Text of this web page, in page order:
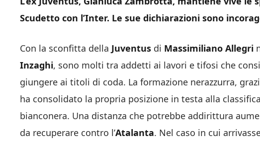
Scudetto con l’Inter. Le sue dichiarazioni sono
Con la sconfitta della Juventus di Massimiliano Allegri
Inzaghi, sono molti tra addetti ai lavori e tifosi che
giungere ai titoli di coda. La formazione nerazzurra,
ha consolidato la propria posizione in testa alla
bianconera. Una distanza che potrebbe addirittura
da recuperare contro l’Atalanta. Nel caso in cui